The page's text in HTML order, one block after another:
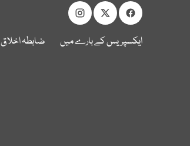
ایکسپریس کے بارے میں ضابطہ اخلاق